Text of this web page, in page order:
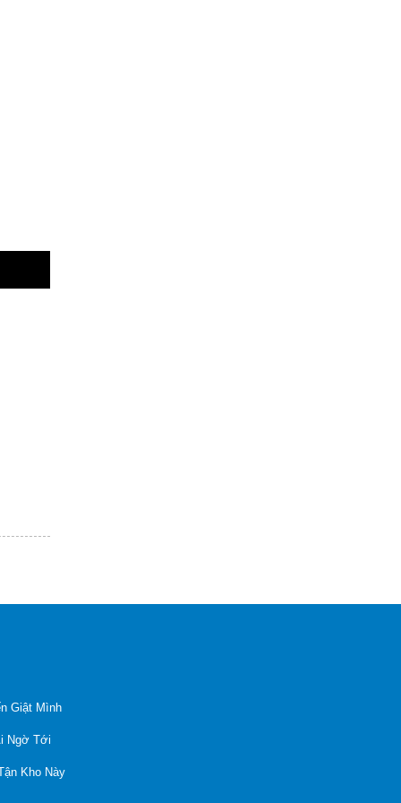
Giật Mình
Ngờ Tới
Kho Này